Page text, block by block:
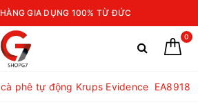
GIA DỤNG 100% TỪ ĐỨC
0
phê tự động Krups Evidence EA8918